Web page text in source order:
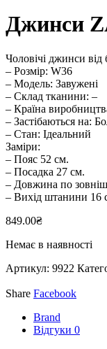
Джинси
Чоловічі джинси
– Розмір: W36
– Модель: Завужені
– Склад тканини: –
– Країна
– Застібаються на:
– Стан: Ідеальний
Заміри:
– Пояс 52 см.
– Посадка 27 см.
– Довжина по
– Вихід штанини 16
849.00₴
Немає в наявності
Артикул: 9922
Share Facebook
Brand
Відгуки 0